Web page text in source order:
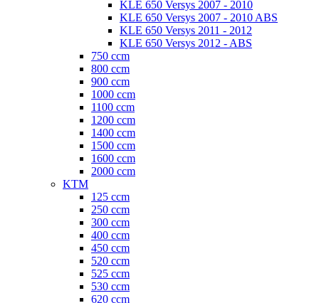
KLE 650 Versys 2007 - 2010
KLE 650 Versys 2007 - 2010 ABS
KLE 650 Versys 2011 - 2012
KLE 650 Versys 2012 - ABS
750 ccm
800 ccm
900 ccm
1000 ccm
1100 ccm
1200 ccm
1400 ccm
1500 ccm
1600 ccm
2000 ccm
KTM
125 ccm
250 ccm
300 ccm
400 ccm
450 ccm
520 ccm
525 ccm
530 ccm
620 ccm